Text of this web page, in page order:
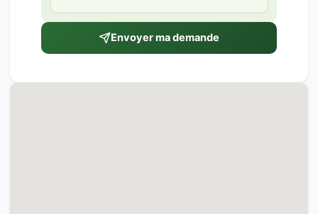
Envoyer ma demande